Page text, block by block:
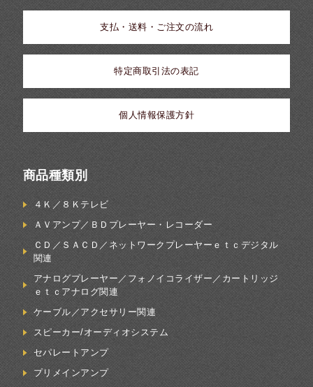
支払・送料・ご注文の流れ
特定商取引法の表記
個人情報保護方針
商品種類別
４Ｋ／８Ｋテレビ
ＡＶアンプ／ＢＤプレーヤー・レコーダー
ＣＤ／ＳＡＣＤ／ネットワークプレーヤーｅｔｃデジタル
関連
アナログプレーヤー／フォノイコライザー／カートリッジ
ｅｔｃアナログ関連
ケーブル／アクセサリー関連
スピーカー/オーディオシステム
セパレートアンプ
プリメインアンプ